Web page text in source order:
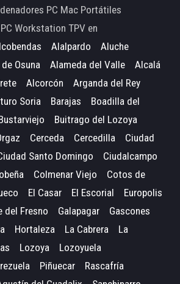
PC Mac Portátiles
Workstation TPV en
Alalpardo
Aluche
Osuna Alameda del Valle
Alcalá
Alcorcón
Arganda del Rey
Soria Barajas
Boadilla del
Buitrago del Lozoya
Cerceda Cercedilla
Ciudad
Santo Domingo
Ciudalcampo
Colmenar Viejo
Cotos de
El Casar El Escorial
Europolis
del Fresno Galapagar
Gascones
Hortaleza La Cabrera
La
Lozoya
Lozoyuela
Piñuecar
Rascafría